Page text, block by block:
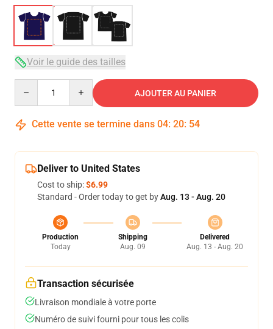
Voir le guide des tailles
AJOUTER AU PANIER
Cette vente se termine dans 04: 20: 54
Deliver to United States
Cost to ship:$6.99
Standard - Order today to get byAug. 13 - Aug. 20
Production
Today
Shipping
Aug. 09
Delivered
Aug. 13 - Aug. 20
Transaction sécurisée
Livraison mondiale à votre porte
Numéro de suivi fourni pour tous les colis